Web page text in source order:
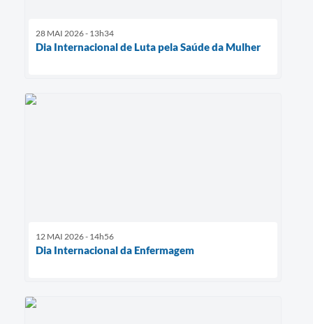
28 MAI 2026 - 13h34
Dia Internacional de Luta pela Saúde da Mulher
12 MAI 2026 - 14h56
Dia Internacional da Enfermagem